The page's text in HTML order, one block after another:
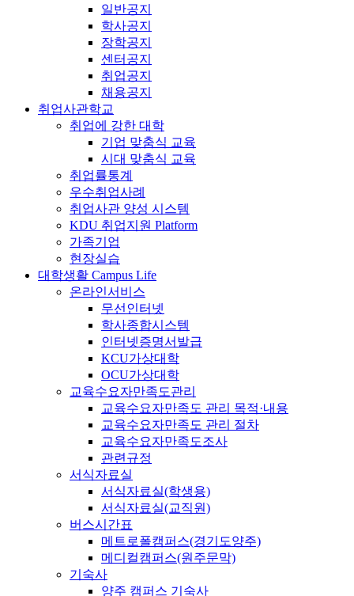
일반공지
학사공지
장학공지
센터공지
취업공지
채용공지
취업사관학교
취업에 강한 대학
기업 맞춤식 교육
시대 맞춤식 교육
취업률통계
우수취업사례
취업사관 양성 시스템
KDU 취업지원 Platform
가족기업
현장실습
대학생활 Campus Life
온라인서비스
무선인터넷
학사종합시스템
인터넷증명서발급
KCU가상대학
OCU가상대학
교육수요자만족도관리
교육수요자만족도 관리 목적·내용
교육수요자만족도 관리 절차
교육수요자만족도조사
관련규정
서식자료실
서식자료실(학생용)
서식자료실(교직원)
버스시간표
메트로폴캠퍼스(경기도양주)
메디컬캠퍼스(원주문막)
기숙사
양주 캠퍼스 기숙사